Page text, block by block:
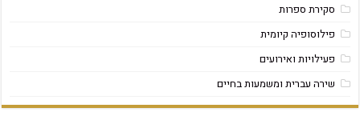
סקירת ספרות
פילוסופיה קיומית
פעילויות ואירועים
שירה עברית ומשמעות בחיים